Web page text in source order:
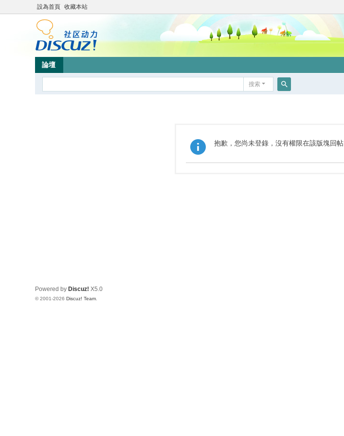
設為首頁 收藏本站
論壇
搜索
抱歉，您尚未登錄，沒有權限在該版塊回帖
Powered by Discuz! X5.0
© 2001-2026 Discuz! Team